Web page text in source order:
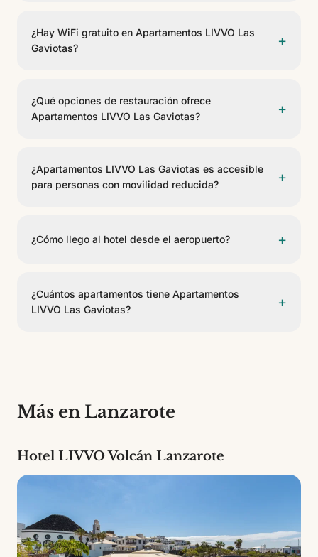
infantil para los más pequeños. Se incluyen tumbonas.
¿Hay WiFi gratuito en Apartamentos LIVVO Las
Gaviotas?
+
¿Qué opciones de restauración ofrece
Apartamentos LIVVO Las Gaviotas?
+
Ofrecen servicio de bar de piscina.
¿Apartamentos LIVVO Las Gaviotas es accesible
para personas con movilidad reducida?
+
reducida (PMR) y accesos adaptados en las zonas
¿Cómo llego al hotel desde el aeropuerto? +
taxi, transfer privado o coche de alquiler.
¿Cuántos apartamentos tiene Apartamentos
LIVVO Las Gaviotas?
+
Más en Lanzarote
Hotel LIVVO Volcán Lanzarote